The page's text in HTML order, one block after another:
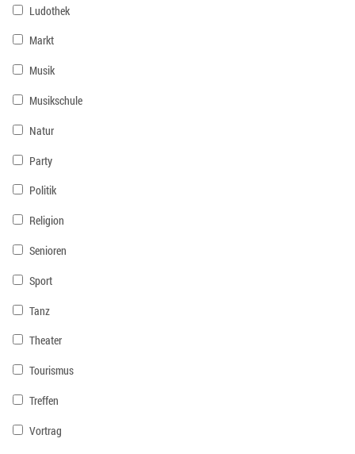
Ludothek
Markt
Musik
Musikschule
Natur
Party
Politik
Religion
Senioren
Sport
Tanz
Theater
Tourismus
Treffen
Vortrag